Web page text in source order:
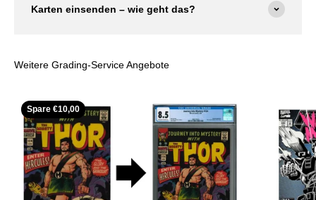
Karten einsenden – wie geht das?
Spare €10,00